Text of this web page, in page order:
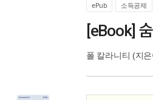
ePub 소득공제
[eBook]
폴 칼라니티 (지은